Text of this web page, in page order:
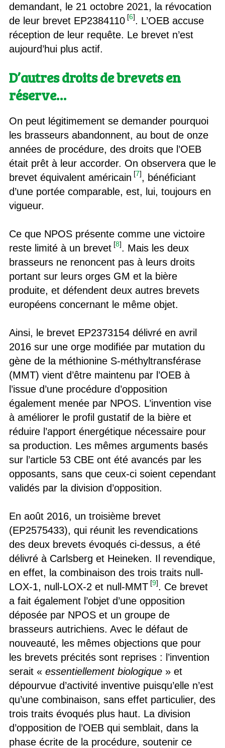
demandant, le 21 octobre 2021, la révocation
de leur brevet EP2384110 [6]. L’OEB accuse
réception de leur requête. Le brevet n’est
aujourd’hui plus actif.
D’autres droits de brevets en
réserve…
On peut légitimement se demander pourquoi
les brasseurs abandonnent, au bout de onze
années de procédure, des droits que l’OEB
était prêt à leur accorder. On observera que le
brevet équivalent américain [7], bénéficiant
d’une portée comparable, est, lui, toujours en
vigueur.
Ce que NPOS présente comme une victoire
reste limité à un brevet [8]. Mais les deux
brasseurs ne renoncent pas à leurs droits
portant sur leurs orges GM et la bière
produite, et défendent deux autres brevets
européens concernant le même objet.
Ainsi, le brevet EP2373154 délivré en avril
2016 sur une orge modifiée par mutation du
gène de la méthionine S-méthyltransférase
(MMT) vient d’être maintenu par l’OEB à
l’issue d’une procédure d’opposition
également menée par NPOS. L’invention vise
à améliorer le profil gustatif de la bière et
réduire l’apport énergétique nécessaire pour
sa production. Les mêmes arguments basés
sur l’article 53 CBE ont été avancés par les
opposants, sans que ceux-ci soient cependant
validés par la division d’opposition.
En août 2016, un troisième brevet
(EP2575433), qui réunit les revendications
des deux brevets évoqués ci-dessus, a été
délivré à Carlsberg et Heineken. Il revendique,
en effet, la combinaison des trois traits null-
LOX-1, null-LOX-2 et null-MMT[9]. Ce brevet
a fait également l’objet d’une opposition
déposée par NPOS et un groupe de
brasseurs autrichiens. Avec le défaut de
nouveauté, les mêmes objections que pour
les brevets précités sont reprises : l’invention
serait « essentiellement biologique» et
dépourvue d’activité inventive puisqu’elle n’est
qu’une combinaison, sans effet particulier, des
trois traits évoqués plus haut. La division
d’opposition de l’OEB qui semblait, dans la
phase écrite de la procédure, soutenir ce